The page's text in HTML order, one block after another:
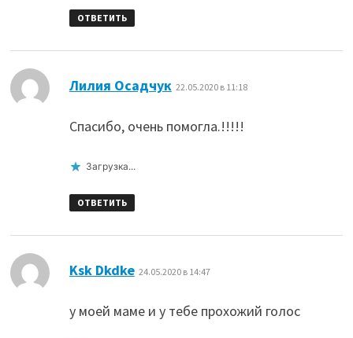
ОТВЕТИТЬ
Лилия Осадчук 22.05.2020 в 11:18
Спасибо, очень помогла.!!!!!
Загрузка...
ОТВЕТИТЬ
Ksk Dkdke: 24.05.2020 в 14:47
у моей маме и у тебе прохожий голос